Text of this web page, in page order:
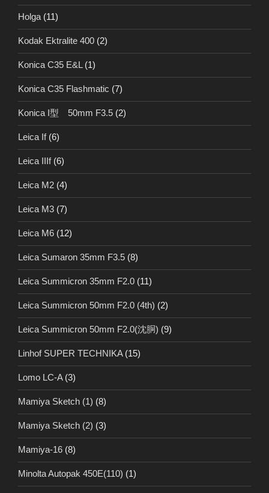
Holga (11)
Kodak Ektralite 400 (2)
Konica C35 E&L (1)
Konica C35 Flashmatic (7)
Konica I型 50mm F3.5 (2)
Leica If(6)
Leica IIIf(6)
Leica M2 (4)
Leica M3 (7)
Leica M6 (12)
Leica Sumaron 35mm F3.5 (8)
Leica Summicron 35mm F2.0 (11)
Leica Summicron 50mm F2.0 (4th) (2)
Leica Summicron 50mm F2.0(沈胴) (9)
Linhof SUPER TECHNIKA(15)
Lomo LC-A(3)
Mamiya Sketch (1) (8)
Mamiya Sketch (2) (3)
Mamiya-16 (8)
Minolta Autopak 450E(110) (1)